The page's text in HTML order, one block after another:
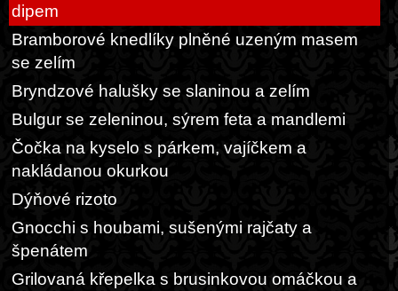
dipem
Bramborové knedlíky plněné uzeným masem
se zelím
Bryndzové halušky se slaninou a zelím
Bulgur se zeleninou, sýrem feta a mandlemi
Čočka na kyselo s párkem, vajíčkem a
nakládanou okurkou
Dýňové rizoto
Gnocchi s houbami, sušenými rajčaty a
špenátem
Grilovaná křepelka s brusinkovou omáčkou a